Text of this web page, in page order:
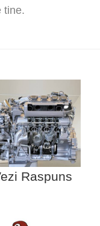
tine.
Raspuns